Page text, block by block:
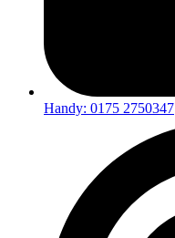
Handy: 0175 2750347